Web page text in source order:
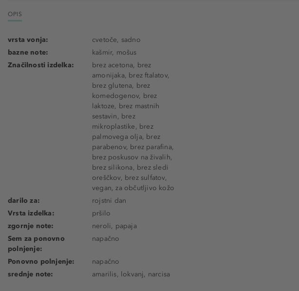
OPIS
vrsta vonja:
cvetoče, sadno
bazne note:
kašmir, mošus
Značilnosti izdelka:
brez acetona, brez
amonijaka, brez ftalatov,
brez glutena, brez
komedogenov, brez
laktoze, brez mastnih
sestavin, brez
mikroplastike, brez
palmovega olja, brez
parabenov, brez parafina,
brez poskusov na živalih,
brez silikona, brez sledi
oreščkov, brez sulfatov,
vegan, za občutljivo kožo
darilo za:
rojstni dan
Vrsta izdelka:
pršilo
zgornje note:
neroli, papaja
Sem za ponovno
polnjenje:
napačno
Ponovno polnjenje:
napačno
srednje note:
amarilis, lokvanj, narcisa